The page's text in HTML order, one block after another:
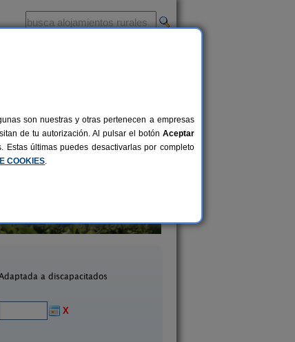
a discapacitados
X
son nuestras y otras pertenecen a empresas
de tu autorización. Al pulsar el botón Aceptar
últimas puedes desactivarlas por completo
COOKIES.